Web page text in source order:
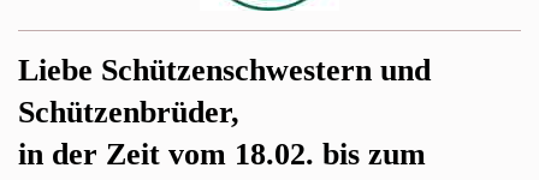
Liebe Schützenschwestern und
Schützenbrüder,
in der Zeit vom 18.02. bis zum